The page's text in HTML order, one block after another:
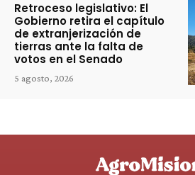
Retroceso legislativo: El
Gobierno retira el capítulo
de extranjerización de
tierras ante la falta de
votos en el Senado
5 agosto, 2026